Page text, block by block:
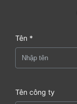
Tên *
Tên công ty